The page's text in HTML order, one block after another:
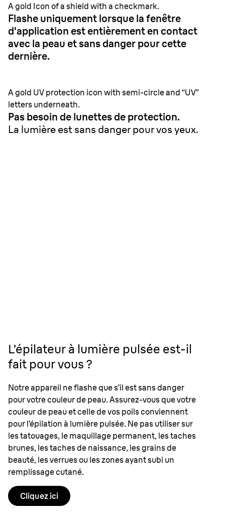
A gold Icon of a shield with a checkmark.
Flashe uniquement lorsque la fenêtre
d'application est entièrement en contact
avec la peau et sans danger pour cette
dernière.
A gold UV protection icon with semi-circle and “UV”
letters underneath.
Pas besoin de lunettes de protection.
La lumière est sans danger pour vos yeux.
L’épilateur à lumière pulsée est-il
fait pour vous ?
Notre appareil ne flashe que s’il est sans danger
pour votre couleur de peau. Assurez-vous que votre
couleur de peau et celle de vos poils conviennent
pour l’épilation à lumière pulsée. Ne pas utiliser sur
les tatouages, le maquillage permanent, les taches
brunes, les taches de naissance, les grains de
beauté, les verrues ou les zones ayant subi un
remplissage cutané.
Cliquez ici